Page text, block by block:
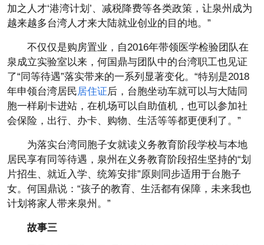
加之人才‘港湾计划’、减税降费等各类政策，让泉州成为
越来越多台湾人才来大陆就业创业的目的地。”
不仅仅是购房置业，自2016年带领医学检验团队在
泉成立实验室以来，何国鼎与团队中的台湾职工也见证
了“同等待遇”落实带来的一系列显著变化。“特别是2018
年申领台湾居民居住证后，台胞坐动车就可以与大陆同
胞一样刷卡进站，在机场可以自助值机，也可以参加社
会保险，出行、办卡、购物、生活等等都更便利了。”
为落实台湾同胞子女就读义务教育阶段学校与本地
居民享有同等待遇，泉州在义务教育阶段招生坚持的“划
片招生、就近入学、统筹安排”原则同步适用于台胞子
女。何国鼎说：“孩子的教育、生活都有保障，未来我也
计划将家人带来泉州。”
故事三